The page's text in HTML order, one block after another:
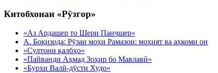
Китобхонаи «Рӯзгор»
«Аз Ардашер то Шери Панҷшер»
А. Боқизода: Рӯзаи моҳи Рамазон: моҳият ва аҳкоми он
«Султони қалбҳо»
«Пайванди Аҳмад Зоҳир бо Мавлавӣ»
«Бурхи Валӣ-дӯсти Худо»